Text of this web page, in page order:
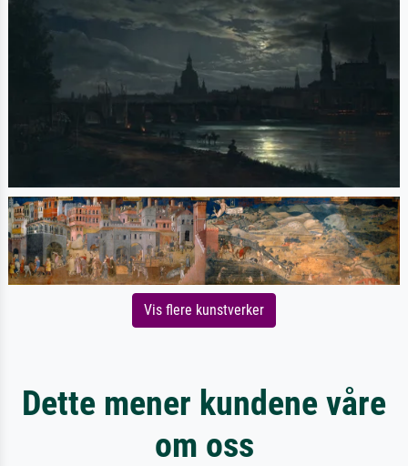
Vis flere kunstverker
Dette mener kundene våre
om oss